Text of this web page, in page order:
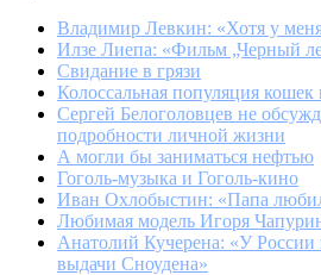
Владимир Левкин: «Хотя у меня
Илзе Лиепа: «Фильм „Черный
Свидание в грязи
Колоссальная популяция
Сергей Белоголовцев не
подробности личной жизни
А могли бы заниматься нефтью
Гоголь-музыка и Гоголь-кино
Иван Охлобыстин: «Папа
Любимая модель Игоря
Анатолий Кучерена: «У России
выдачи Сноудена»